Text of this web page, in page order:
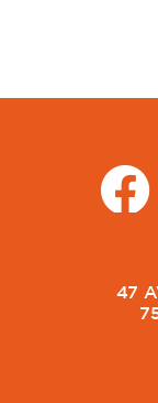
47